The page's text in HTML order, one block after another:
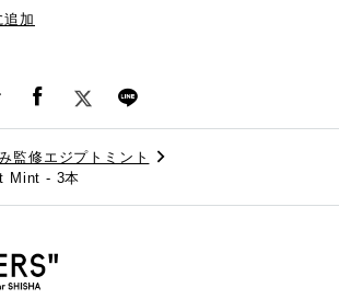
追加
監修エジプトミント
Mint - 3本